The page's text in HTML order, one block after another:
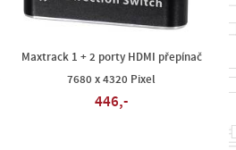
Maxtrack 1 + 2 porty HDMI přepínač
7680 x 4320 Pixel
446,-